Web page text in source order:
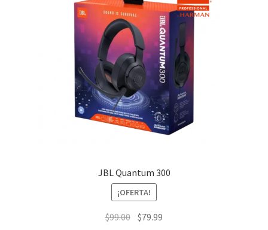
JBL Quantum 300
¡OFERTA!
$99.00 El$79.99